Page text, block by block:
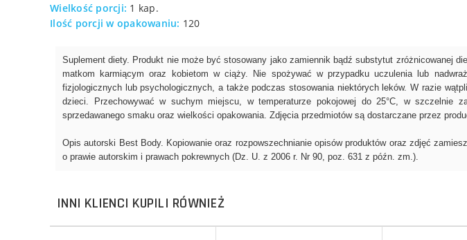
Wielkość porcji: 1 kap.
Ilość porcji w opakowaniu: 120
INNI KLIENCI KUPILI RÓWNIEŻ